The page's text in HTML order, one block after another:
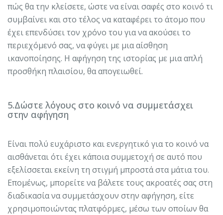
πώς θα την κλείσετε, ώστε να είναι σαφές στο κοινό τι
συμβαίνει και στο τέλος να καταφέρει το άτομο που
έχει επενδύσει τον χρόνο του για να ακούσει το
περιεχόμενό σας, να φύγει με μια αίσθηση
ικανοποίησης. Η αφήγηση της ιστορίας με μια απλή
προσθήκη πλαισίου, θα απογειωθεί.
5.Δώστε λόγους στο κοινό να συμμετάσχει
στην αφήγηση
Είναι πολύ ευχάριστο και ενεργητικό για το κοινό να
αισθάνεται ότι έχει κάποια συμμετοχή σε αυτό που
εξελίσσεται εκείνη τη στιγμή μπροστά στα μάτια του.
Επομένως, μπορείτε να βάλετε τους ακροατές σας στη
διαδικασία να συμμετάσχουν στην αφήγηση, είτε
χρησιμοποιώντας πλατφόρμες, μέσω των οποίων θα